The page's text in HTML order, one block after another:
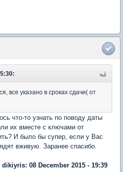
все указано в сроках сдачи( от
что-то узнать по поводу даты
их вместе с ключами от
И было бы супер, если у Вас
вживую. Заранее спасибо.
08 December 2015 - 19:39